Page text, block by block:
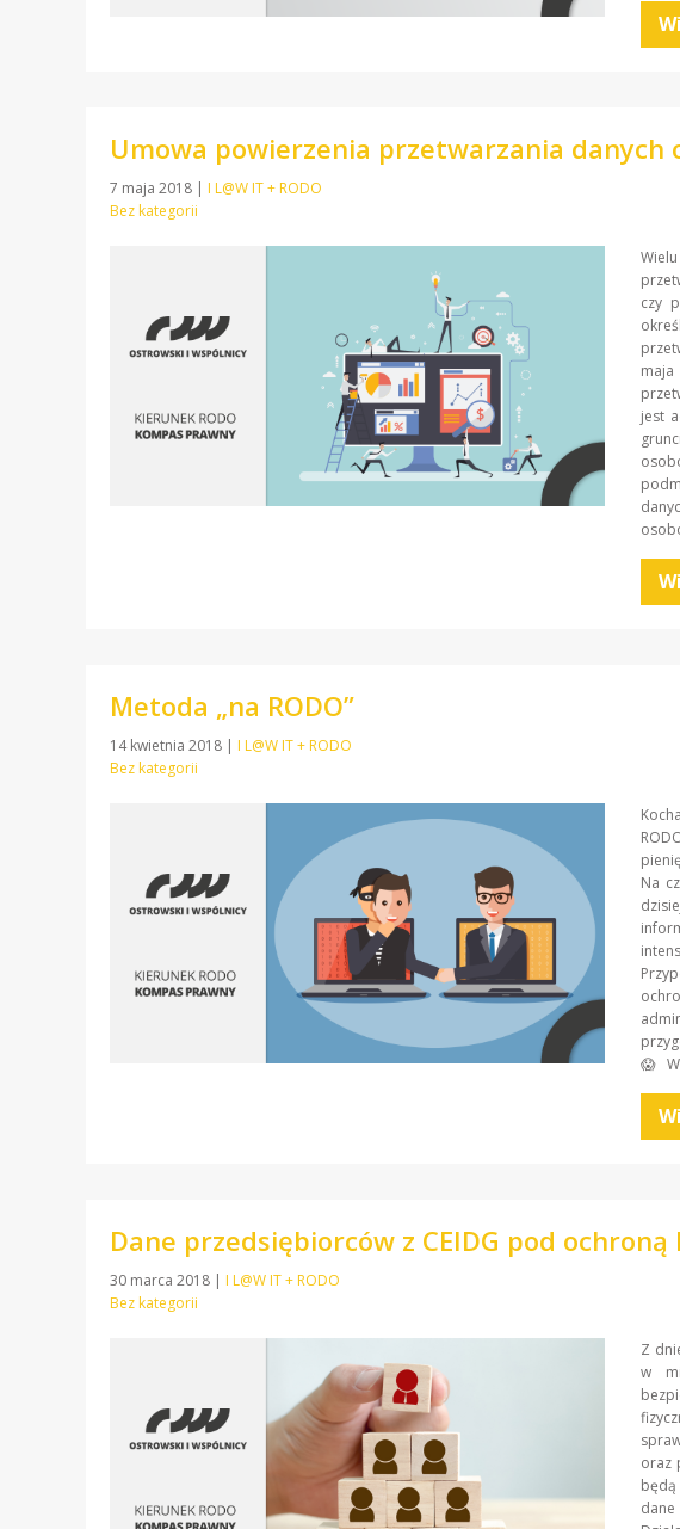
Umowa powierzenia przetwarzania danych
7 maja 2018 | I L@W IT + RODO
Bez kategorii
czy
maja
jest
Metoda „na RODO”
14 kwietnia 2018 | I L@W IT + RODO
Bez kategorii
Na
😱 W
Dane przedsiębiorców z CEIDG pod ochroną
30 marca 2018 | I L@W IT + RODO
Bez kategorii
Z
w
oraz